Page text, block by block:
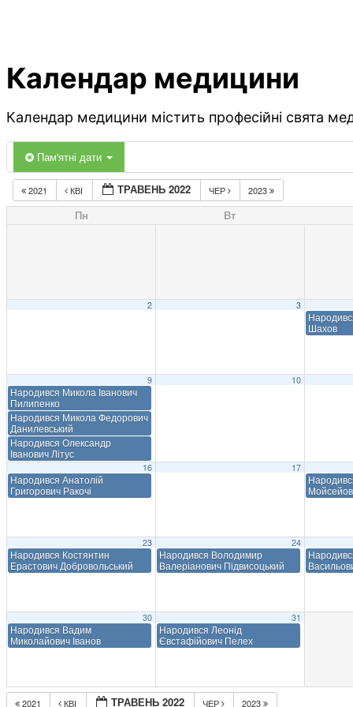
Календар медицини
Календар медицини містить професійні свята
Пам'ятні дати
2021 КВІ ТРАВЕНЬ 2022 ЧЕР 2023
Пн Вт
2 3
Шахов
9
Народився Микола Іванович
Пилипенко
Народився Микола Федорович
Данилевський
Народився Олександр
Іванович Літус
10
16
Народився Анатолій
Григорович Ракочі
17
23
Народився Костянтин
Ерастович Добровольський
24
Народився Володимир
Валеріанович Підвисоцький
30
Народився Вадим
Миколайович Іванов
31
Народився Леонід
Євстафійович Пелех
2021 КВІ ТРАВЕНЬ 2022 ЧЕР 2023